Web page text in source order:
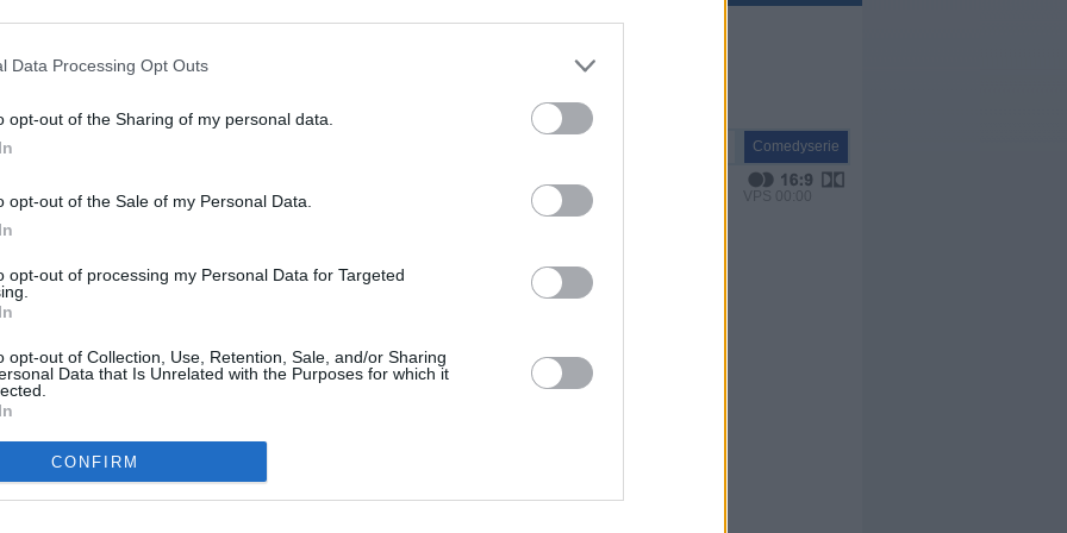
Data Processing Opt Outs
opt-out of the Sharing of my personal data.
opt-out of the Sale of my Personal Data.
opt-out of processing my Personal Data for Targeted
opt-out of Collection, Use, Retention, Sale, and/or Sharing
Data that Is Unrelated with the Purposes for which it
CONFIRM
Comedyserie
VPS 00:00
gelingt das schier Unglaubliche: Sie hat im Auftrag der Schule Wurst
verdient. Somit hat sie die Berechtigung erworben, in die Hauptstadt
nicht anerkennen will, wird Frankie sauer. Brick muss indes erfahren,
hatte.
und ihren drei Kindern Axl, Sue und Brick in der amerikanischen Stadt
erfolgreich die Schule bestreiten, versuchen Mutter Frankie und
Chaos einigermaßen unter Kontrolle zu halten und genug Geld zu